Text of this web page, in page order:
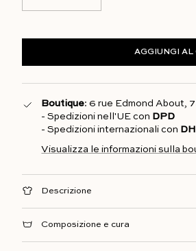
AGGIUNGI AL
Boutique: 6 rue Edmond About,
- Spedizioni nell'UE con DPD
- Spedizioni internazionali con
Visualizza le informazioni sulla
Descrizione
Composizione e cura